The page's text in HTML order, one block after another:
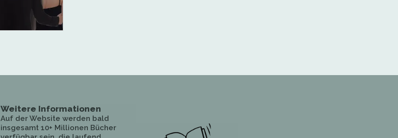
Weitere Informationen
Auf der Website werden bald
insgesamt 10+ Millionen Bücher